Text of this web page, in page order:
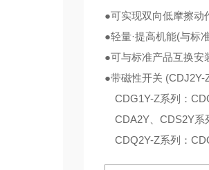
●可实现双向低摩擦动
●轻量·提高机能(与标
●可与标准产品互换安
●带磁性开关 (CDJ2Y-
CDG1Y-Z系列：
CDA2Y、CDS2Y系
CDQ2Y-Z系列：